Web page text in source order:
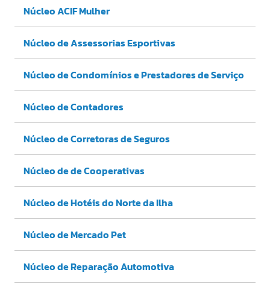
Núcleo ACIF Mulher
Núcleo de Assessorias Esportivas
Núcleo de Condomínios e Prestadores de Serviço
Núcleo de Contadores
Núcleo de Corretoras de Seguros
Núcleo de de Cooperativas
Núcleo de Hotéis do Norte da Ilha
Núcleo de Mercado Pet
Núcleo de Reparação Automotiva